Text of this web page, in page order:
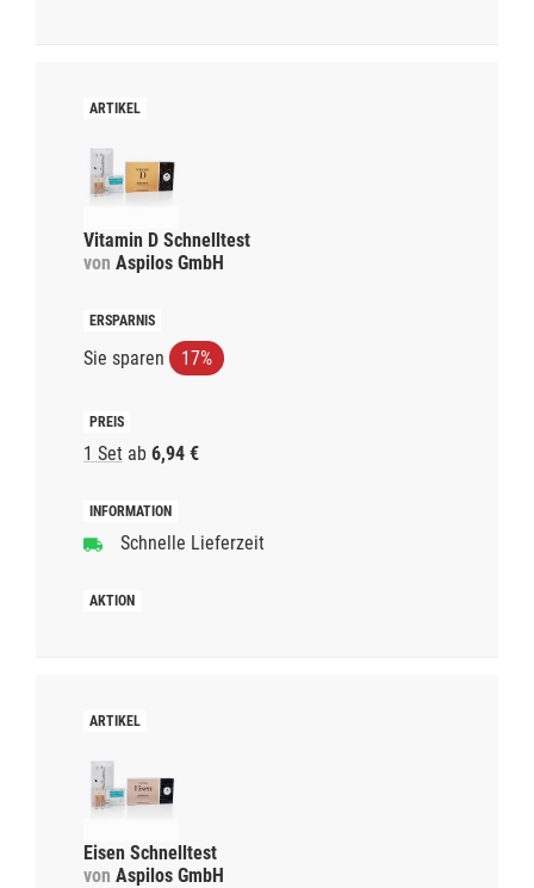
Vitamin D Schnelltest
von Aspilos GmbH
Sie sparen 17%
1 Set ab 6,94 €
Schnelle Lieferzeit
Eisen Schnelltest
von Aspilos GmbH